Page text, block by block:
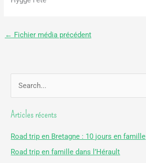
← Fichier média précédent
c
r
Articles récents
Road trip en Bretagne : 10 jours en famille
Road trip en famille dans l’Hérault